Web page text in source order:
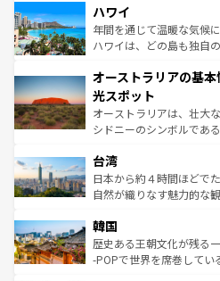
着のスイス情報は
のような巨大都市は、観
ンメントが詰まった刺激
西部には大自然が広がり
部のニューオーリンズで
文化が魅力。旅行者はア
しみながら、その多様性
るだろう。車でのロード
情報は
ハワイ
年間を通じて温暖な気候
ハワイは、どの島も独自
ワイ島は見逃せない。ま
島だが、静かな自然を求
おすすめ。エメラルドグ
文化や歴史が息づいてい
人々、おいしいローカル
ク、伝統的なフラダンス
っている。訪れるたびに
はコンテンツ一覧
オーストラリアの基
光スポット
オーストラリアは、壮大
シドニーのシンボルであ
リアリーフや大陸中央部
ク）、タスマニアの美し
ど、見どころがたくさん
いる。アクティビティも
ビング、ハイキングなど
い。オーストラリアの多
台湾
日本から約４時間ほどで
自然が織りなす魅力的な
ン）、静ひつな山岳地帯
と山間の静けさが共存し
驚きをもたらしてくれる
韓国
歴史ある王朝文化が残る
-POPで世界を席巻してい